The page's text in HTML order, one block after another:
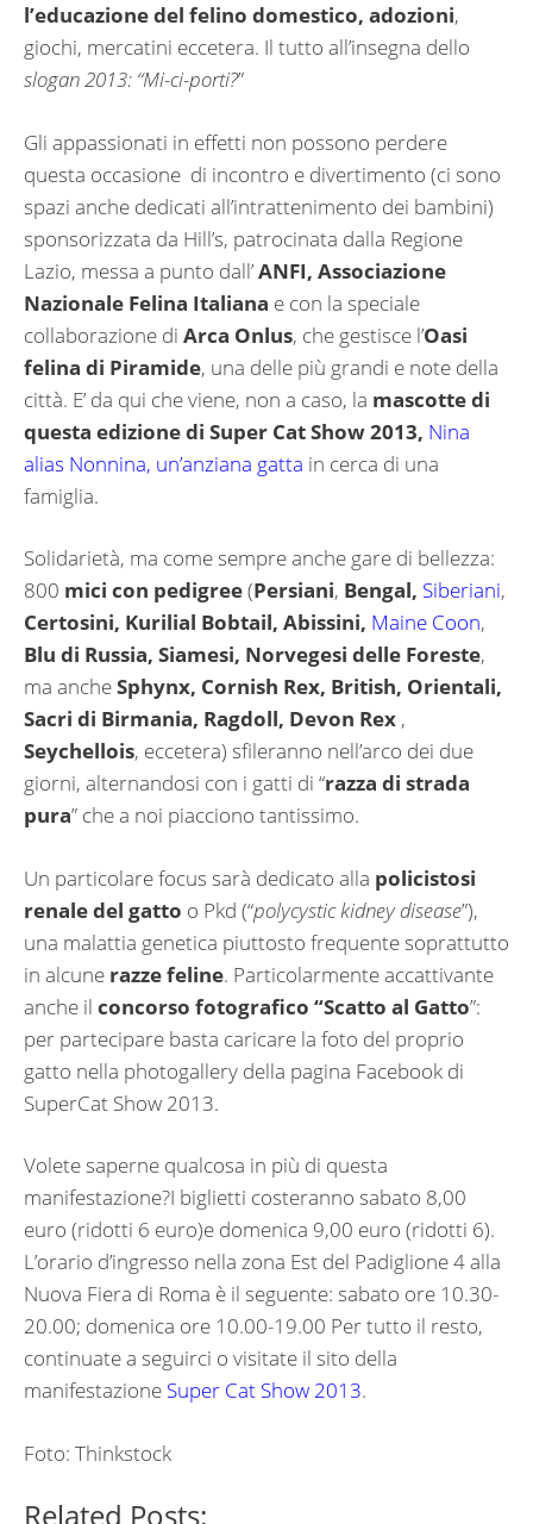
l’educazione del felino domestico, adozioni,
giochi, mercatini eccetera. Il tutto all’insegna dello
slogan 2013: “Mi-ci-porti?”
Gli appassionati in effetti non possono perdere
questa occasione di incontro e divertimento (ci sono
spazi anche dedicati all’intrattenimento dei bambini)
sponsorizzata da Hill’s, patrocinata dalla Regione
Lazio, messa a punto dall’ANFI, Associazione
Nazionale Felina Italiana e con la speciale
collaborazione di Arca Onlus, che gestisce l’Oasi
felina di Piramide, una delle più grandi e note della
città. E’ da qui che viene, non a caso, la mascotte di
questa edizione di Super Cat Show 2013, Nina
alias Nonnina, un’anziana gatta in cerca di una
famiglia.
Solidarietà, ma come sempre anche gare di bellezza:
800 mici con pedigree(Persiani, Bengal, Siberiani,
Certosini, Kurilial Bobtail, Abissini, Maine Coon,
Blu di Russia, Siamesi, Norvegesi delle Foreste,
ma ancheSphynx, Cornish Rex, British, Orientali,
Sacri di Birmania, Ragdoll, Devon Rex ,
Seychellois, eccetera) sfileranno nell’arco dei due
giorni, alternandosi con i gatti di “razza di strada
pura” che a noi piacciono tantissimo.
Un particolare focus sarà dedicato alla policistosi
renale del gatto o Pkd (“polycystic kidney disease”),
una malattia genetica piuttosto frequente soprattutto
in alcune razze feline. Particolarmente accattivante
anche il concorso fotografico “Scatto al Gatto”:
per partecipare basta caricare la foto del proprio
gatto nella photogallery della pagina Facebook di
SuperCat Show 2013.
Volete saperne qualcosa in più di questa
manifestazione?I biglietti costeranno sabato 8,00
euro (ridotti 6 euro)e domenica 9,00 euro (ridotti 6).
L’orario d’ingresso nella zona Est del Padiglione 4 alla
Nuova Fiera di Roma è il seguente: sabato ore 10.30-
20.00; domenica ore 10.00-19.00 Per tutto il resto,
continuate a seguirci o visitate il sito della
manifestazione Super Cat Show 2013.
Foto: Thinkstock
Related Posts: